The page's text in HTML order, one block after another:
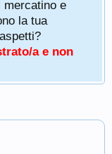
mercatino e
la tua
a e non